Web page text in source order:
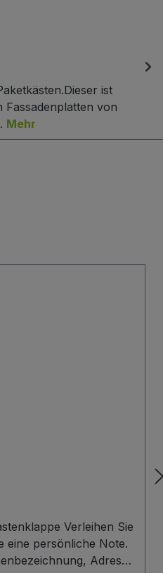
ist
von
Mehr
Verleihen Sie
eine persönliche Note.
Adresse